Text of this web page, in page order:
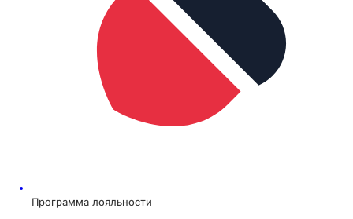
Программа лояльности